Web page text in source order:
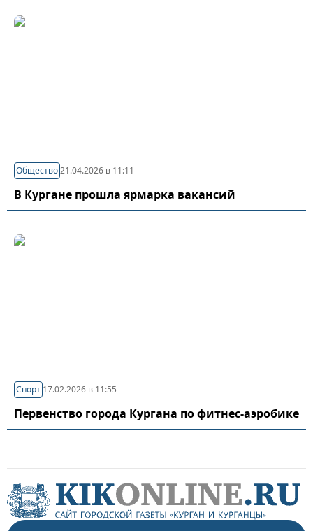
Общество21.04.2026 в 11:11
В Кургане прошла ярмарка вакансий
Спорт 17.02.2026 в 11:55
Первенство города Кургана по фитнес-аэробике